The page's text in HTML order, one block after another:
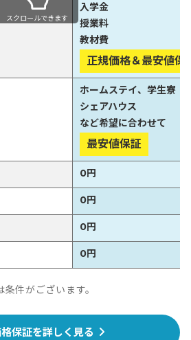
入学金
授業料
教材費
正規価格＆最安値保
ホームステイ、学生寮
シェアハウス
など希望に合わせて
最安値保証
0円
0円
0円
0円
スクロールできます
件がございます。
保証を詳しく見る